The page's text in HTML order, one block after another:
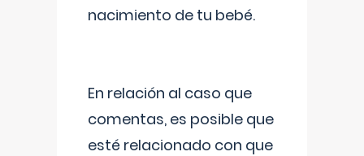
nacimiento de tu bebé.
En relación al caso que
comentas, es posible que
esté relacionado con que